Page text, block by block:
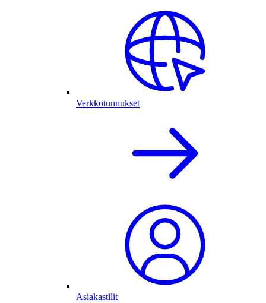
Verkkotunnukset
Asiakastilit